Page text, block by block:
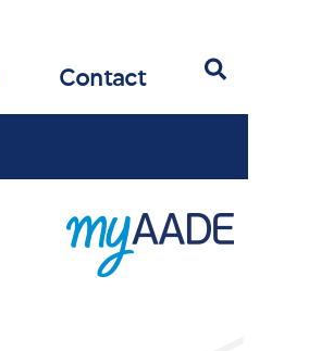
Contact